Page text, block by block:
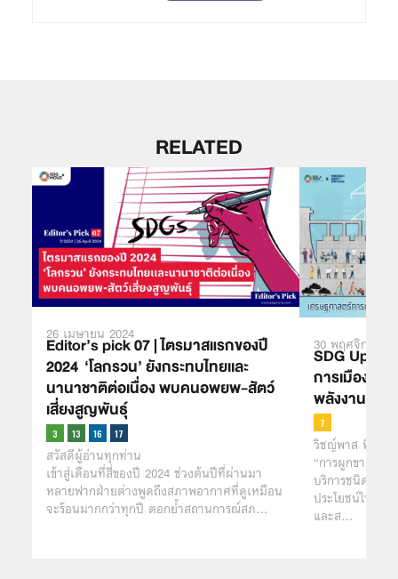
RELATED
26 เมษายน 2024
Editor’s pick 07 | ไตรมาสแรกของปี
2024 ‘โลกรวน’ ยังกระทบไทยเเละ
นานาชาติต่อเนื่อง พบคนอพยพ-สัตว์
เสี่ยงสูญพันธุ์
สวัสดีผู้อ่านทุกท่าน
เข้าสู่เดือนที่สี่ของปี 2024 ช่วงต้นปีที่ผ่านมา
หลายฟากฝ่ายต่างพูดถึงสภาพอากาศที่ดูเหมือน
จะร้อนมากกว่าทุกปี ตอกย้ำสถานการณ์สภ…
30 พฤศจิกายน
SDG
การเมืองใน
พลังงานสู่ก
วิชญ์พาส พิมพ์อั
“การผูกขาดตล
บริการชนิดใด
ประโยชน์ในด้า
และส…